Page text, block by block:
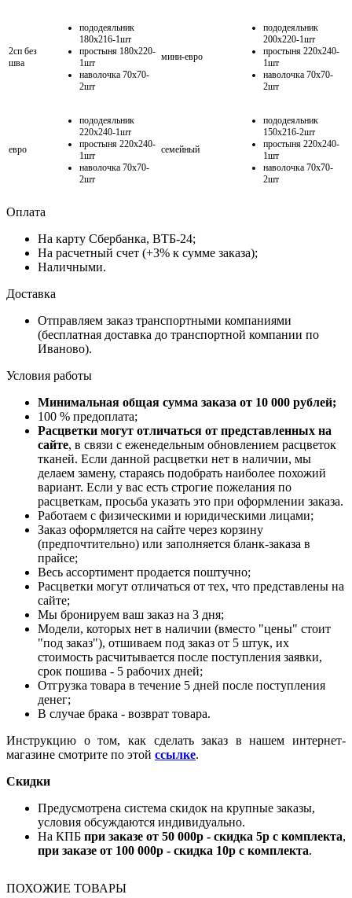
2сп без
шва
пододеяльник
180х216-1шт
простыня 180х220-
1шт
наволочка 70х70-
2шт
мини-евро
пододеяльник
200х220-1шт
простыня 220х240-
1шт
наволочка 70х70-
2шт
евро
пододеяльник
220х240-1шт
простыня 220х240-
1шт
наволочка 70х70-
2шт
семейный
пододеяльник
150х216-2шт
простыня 220х240-
1шт
наволочка 70х70-
2шт
Оплата
На карту Сбербанка, ВТБ-24;
На расчетный счет (+3% к сумме заказа);
Наличными.
Доставка
Отправляем заказ транспортными компаниями
(бесплатная доставка до транспортной компании по
Иваново).
Условия работы
Минимальная общая сумма заказа от 10 000 рублей;
100 % предоплата;
Расцветки могут отличаться от представленных на
сайте, в связи с еженедельным обновлением расцветок
тканей. Если данной расцветки нет в наличии, мы
делаем замену, стараясь подобрать наиболее похожий
вариант. Если у вас есть строгие пожелания по
расцветкам, просьба указать это при оформлении заказа.
Работаем с физическими и юридическими лицами;
Заказ оформляется на сайте через корзину
(предпочтительно) или заполняется бланк-заказа в
прайсе;
Весь ассортимент продается поштучно;
Расцветки могут отличаться от тех, что представлены на
сайте;
Мы бронируем ваш заказ на 3 дня;
Модели, которых нет в наличии (вместо "цены" стоит
"под заказ"), отшиваем под заказ от 5 штук, их
стоимость расчитывается после поступления заявки,
срок пошива - 5 рабочих дней;
Отгрузка товара в течение 5 дней после поступления
денег;
В случае брака - возврат товара.
Инструкцию о том, как сделать заказ в нашем интернет-
магазине смотрите по этой ссылке.
Скидки
Предусмотрена система скидок на крупные заказы,
условия обсуждаются индивидуально.
На КПБ при заказе от 50 000р - скидка 5р с комплекта,
при заказе от 100 000р - скидка 10р с комплекта.
ПОХОЖИЕ ТОВАРЫ